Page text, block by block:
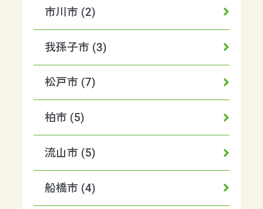
市川市 (2)
我孫子市 (3)
松戸市 (7)
柏市 (5)
流山市 (5)
船橋市 (4)